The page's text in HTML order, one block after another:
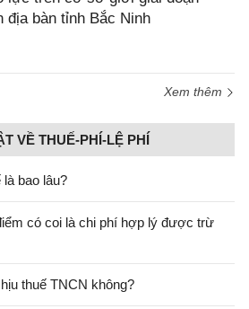
địa bàn tỉnh Bắc Ninh
Xem thêm
VỀ THUẾ-PHÍ-LỆ PHÍ
bao lâu?
có coi là chi phí hợp lý được trừ
thuế TNCN không?